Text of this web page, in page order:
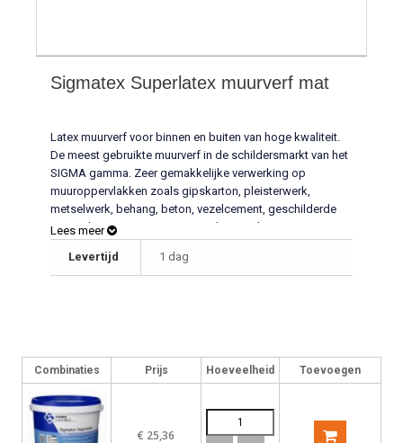
Sigmatex Superlatex muurverf mat
Latex muurverf voor binnen en buiten van hoge kwaliteit.
De meest gebruikte muurverf in de schildersmarkt van het
SIGMA gamma. Zeer gemakkelijke verwerking op
muuroppervlakken zoals gipskarton, pleisterwerk,
metselwerk, behang, beton, vezelcement, geschilderde
muren, hout en aanverwante ondergronden.
Geen hinderlijke geur, wasbaar en nat schrobbaar.
Lees meer
Levertijd
1 dag
Combinaties Prijs Hoeveelheid Toevoegen
€ 25,36